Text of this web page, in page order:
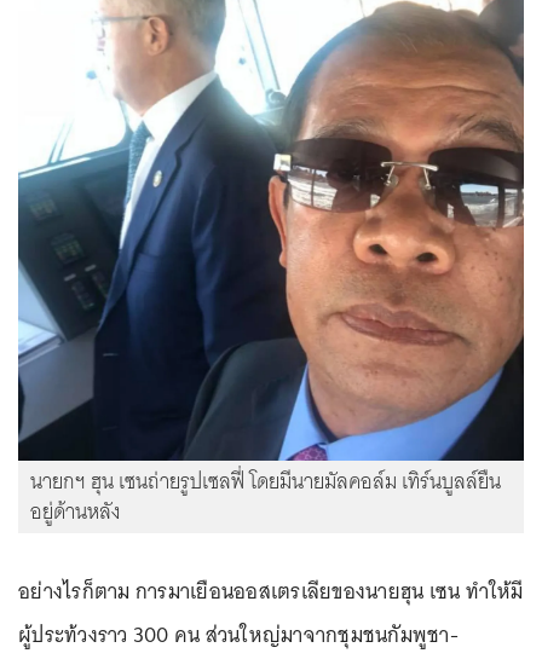
นายกฯ ฮุน เซนถ่ายรูปเซลฟี่ โดยมีนายมัลคอล์ม เทิร์นบูลล์ยืน
อยู่ด้านหลัง
อย่างไรก็ตาม การมาเยือนออสเตรเลียของนายฮุน เซน ทำให้มี
ผู้ประท้วงราว 300 คน ส่วนใหญ่มาจากชุมชนกัมพูชา-